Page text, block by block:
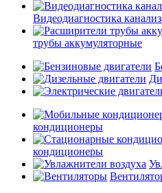
Видеодиагностика
трубы аккумуляторные
кондиционеры
кондиционеры